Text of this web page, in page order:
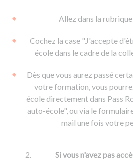
Permis remorque
Permis & handicap
d'apprentissage
De la conduite en voiture
De la conduite à moto
Voir tous les supports
Formations
Permis poids lourd
Formation FCO
Formation CACES
Devenir enseignant de la
Ressources
Allez dans la
Cochez la case "J'accepte
école dans le cadre de la
Dès que vous aurez passé
votre formation, vous
école directement dans Pass
auto-école", ou via le
mail une fois votre
Si vous n'avez pas